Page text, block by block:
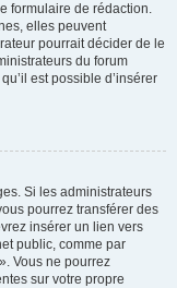
formulaire de rédaction.
elles peuvent
pourrait décider de le
du forum
est possible d’insérer
Si les administrateurs
pourrez transférer des
insérer un lien vers
public, comme par
Vous ne pourrez
sur votre propre